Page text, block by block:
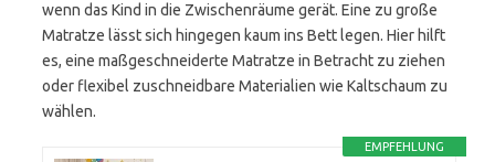
wenn das Kind in die Zwischenräume gerät. Eine zu große
Matratze lässt sich hingegen kaum ins Bett legen. Hier hilft
es, eine maßgeschneiderte Matratze in Betracht zu ziehen
oder flexibel zuschneidbare Materialien wie Kaltschaum zu
wählen.
EMPFEHLUNG